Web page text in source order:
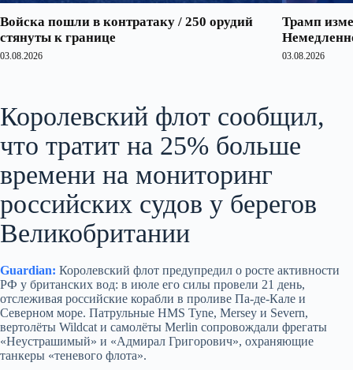
Войска пошли в контратаку / 250 орудий
стянуты к границе
03.08.2026
Трамп
03.08.2026
Королевский флот сообщил,
что тратит на 25% больше
времени на мониторинг
российских судов у берегов
Великобритании
Guardian: Королевский флот предупредил о росте активности
РФ у британских вод: в июле его силы провели 21 день,
отслеживая российские корабли в проливе Па-де-Кале и
Северном море. Патрульные HMS Tyne, Mersey и Severn,
вертолёты Wildcat и самолёты Merlin сопровождали фрегаты
«Неустрашимый» и «Адмирал Григорович», охраняющие
танкеры «теневого флота».